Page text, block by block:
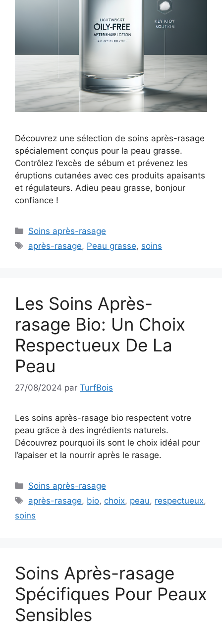
Découvrez une sélection de soins après-rasage
spécialement conçus pour la peau grasse.
Contrôlez l’excès de sébum et prévenez les
éruptions cutanées avec ces produits apaisants
et régulateurs. Adieu peau grasse, bonjour
confiance !
Catégories
Soins après-rasage
Étiquettes
après-rasage, Peau grasse, soins
Les Soins Après-
rasage Bio: Un Choix
Respectueux De La
Peau
27/08/2024 par TurfBois
Les soins après-rasage bio respectent votre
peau grâce à des ingrédients naturels.
Découvrez pourquoi ils sont le choix idéal pour
l’apaiser et la nourrir après le rasage.
Catégories
Soins après-rasage
Étiquettes
après-rasage, bio, choix, peau, respectueux,
soins
Soins Après-rasage
Spécifiques Pour Peaux
Sensibles